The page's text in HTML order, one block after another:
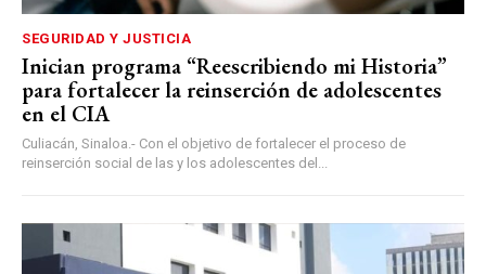
SEGURIDAD Y JUSTICIA
Inician programa “Reescribiendo mi Historia”
para fortalecer la reinserción de adolescentes
en el CIA
Culiacán, Sinaloa.- Con el objetivo de fortalecer el proceso de
reinserción social de las y los adolescentes del...